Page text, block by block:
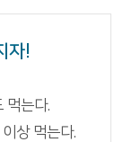
자!
먹는다.
상 먹는다.